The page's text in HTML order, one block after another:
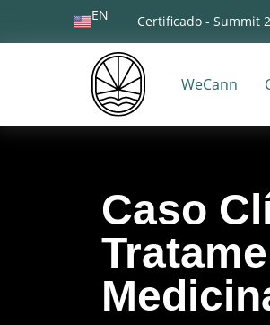
EN Certificado - Summit
WeCann
Caso